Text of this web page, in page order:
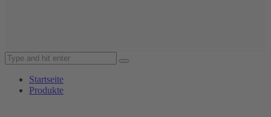
Startseite
Produkte